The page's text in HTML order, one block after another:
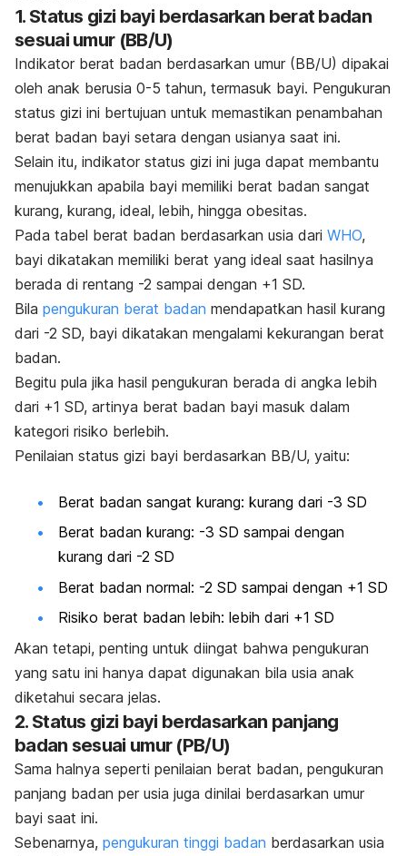
1. Status gizi bayi berdasarkan berat badan
sesuai umur (BB/U)
Indikator berat badan berdasarkan umur (BB/U) dipakai
oleh anak berusia 0-5 tahun, termasuk bayi. Pengukuran
status gizi ini bertujuan untuk memastikan penambahan
berat badan bayi setara dengan usianya saat ini.
Selain itu, indikator status gizi ini juga dapat membantu
menujukkan apabila bayi memiliki berat badan sangat
kurang, kurang, ideal, lebih, hingga obesitas.
Pada tabel berat badan berdasarkan usia dari WHO,
bayi dikatakan memiliki berat yang ideal saat hasilnya
berada di rentang -2 sampai dengan +1 SD.
Bila pengukuran berat badan mendapatkan hasil kurang
dari -2 SD, bayi dikatakan mengalami kekurangan berat
badan.
Begitu pula jika hasil pengukuran berada di angka lebih
dari +1 SD, artinya berat badan bayi masuk dalam
kategori risiko berlebih.
Penilaian status gizi bayi berdasarkan BB/U, yaitu:
Berat badan sangat kurang: kurang dari -3 SD
Berat badan kurang: -3 SD sampai dengan
kurang dari -2 SD
Berat badan normal: -2 SD sampai dengan +1 SD
Risiko berat badan lebih: lebih dari +1 SD
Akan tetapi, penting untuk diingat bahwa pengukuran
yang satu ini hanya dapat digunakan bila usia anak
diketahui secara jelas.
2. Status gizi bayi berdasarkan panjang
badan sesuai umur (PB/U)
Sama halnya seperti penilaian berat badan, pengukuran
panjang badan per usia juga dinilai berdasarkan umur
bayi saat ini.
Sebenarnya, pengukuran tinggi badan berdasarkan usia